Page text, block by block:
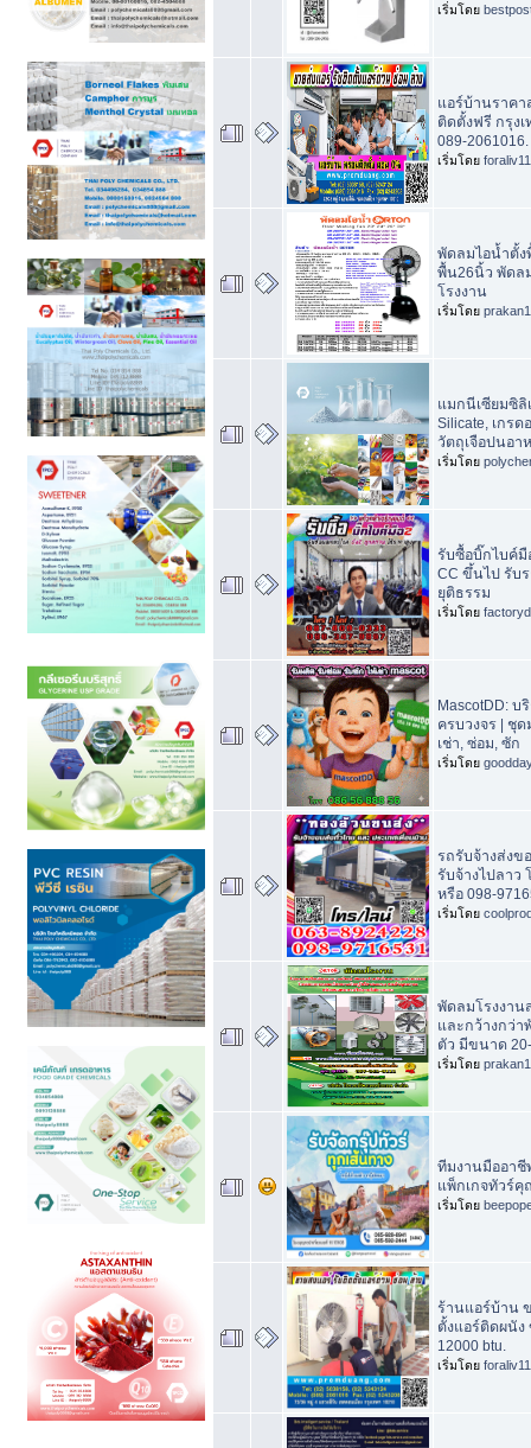
เริ่มโดย
แอร์บ้านราค
ติดตั้งฟรี กรุง
089-2061016.
เริ่มโดย foraliv11
พัดลมไอน้ำตั้
พื้น26นิ้ว พัดล
โรงงาน
เริ่มโดย
แมกนีเซียมซิลิ
Silicate, เกรด
วัตถุเจือปนอา
เริ่มโดย
รับซื้อบิ๊กไบค์มื
CC ขึ้นไป รับ
ยุติธรรม
เริ่มโดย
MascotDD: บ
ครบวงจร | ชุ
เช่า, ซ่อม, ซัก
เริ่มโดย
รถรับจ้างส่งข
รับจ้างไปลาว
หรือ 098-
เริ่มโดย
พัดลมโรงงาน
และกว้างกว่า
ตัว มีขนาด
เริ่มโดย
ทีมงานมืออา
แพ็กเกจทัวร์
เริ่มโดย
ร้านแอร์บ้าน
ตั้งแอร์ติดผนัง
12000 btu.
เริ่มโดย foraliv11